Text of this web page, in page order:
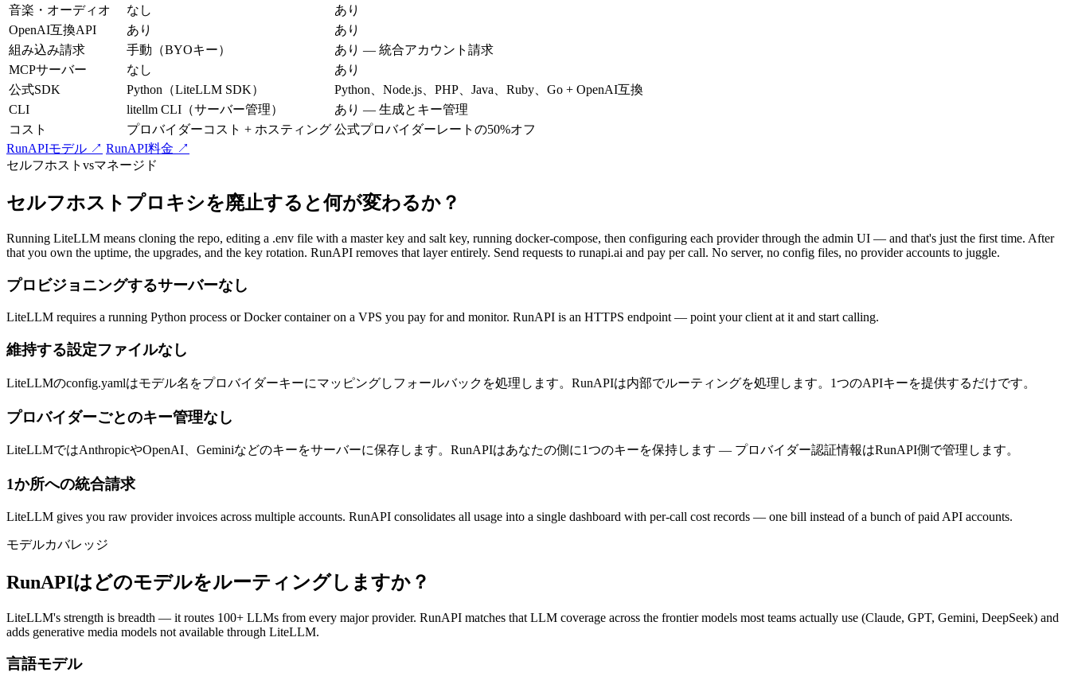
音楽・オーディオ
なし
あり
OpenAI互換API
あり
あり
組み込み請求
手動（BYOキー）
あり — 統合アカウント請求
MCPサーバー
なし
あり
公式SDK
Python（LiteLLM SDK）
Python、Node.js、PHP、Java、Ruby、Go + OpenAI互換
CLI
litellm CLI（サーバー管理）
あり — 生成とキー管理
コスト
プロバイダーコスト + ホスティング 公式プロバイダーレートの50%オフ
RunAPIモデル ↗ RunAPI料金 ↗
セルフホストvsマネージド
セルフホストプロキシを廃止すると何が変わるか？
Running LiteLLM means cloning the repo, editing a .env file with a master key and salt key, running docker-compose, then configuring each provider through the admin UI — and that's just the first time. After
that you own the uptime, the upgrades, and the key rotation. RunAPI removes that layer entirely. Send requests to runapi.ai and pay per call. No server, no config files, no provider accounts to juggle.
プロビジョニングするサーバーなし
LiteLLM requires a running Python process or Docker container on a VPS you pay for and monitor. RunAPI is an HTTPS endpoint — point your client at it and start calling.
維持する設定ファイルなし
LiteLLMのconfig.yamlはモデル名をプロバイダーキーにマッピングしフォールバックを処理します。RunAPIは内部でルーティングを処理します。1つのAPIキーを提供するだけです。
プロバイダーごとのキー管理なし
LiteLLMではAnthropicやOpenAI、Geminiなどのキーをサーバーに保存します。RunAPIはあなたの側に1つのキーを保持します — プロバイダー認証情報はRunAPI側で管理します。
1か所への統合請求
LiteLLM gives you raw provider invoices across multiple accounts. RunAPI consolidates all usage into a single dashboard with per-call cost records — one bill instead of a bunch of paid API accounts.
モデルカバレッジ
RunAPIはどのモデルをルーティングしますか？
LiteLLM's strength is breadth — it routes 100+ LLMs from every major provider. RunAPI matches that LLM coverage across the frontier models most teams actually use (Claude, GPT, Gemini, DeepSeek) and
adds generative media models not available through LiteLLM.
言語モデル